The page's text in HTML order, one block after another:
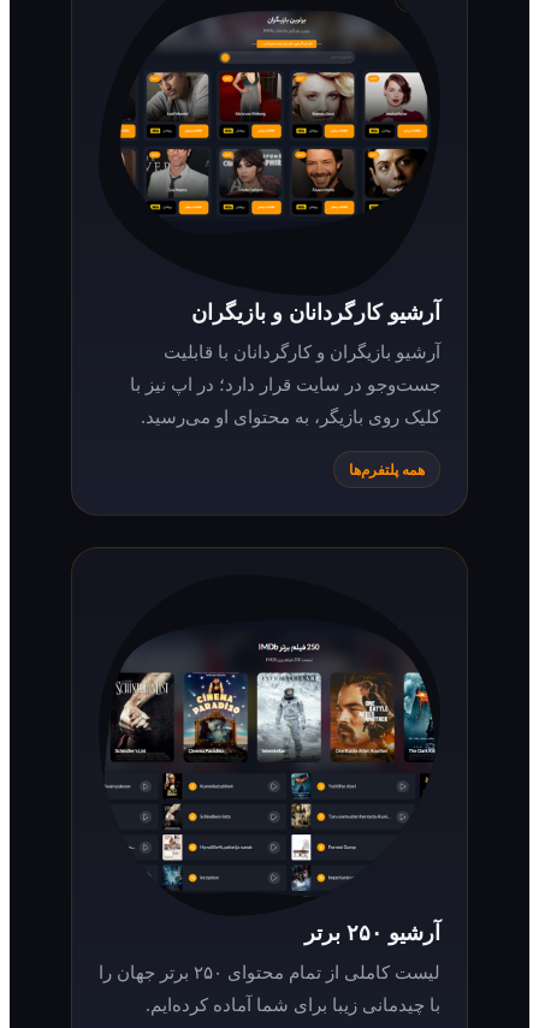
آرشیو کارگردانان و بازیگران
آرشیو بازیگران و کارگردانان با قابلیت
جست‌وجو در سایت قرار دارد؛ در اپ نیز با
کلیک روی بازیگر، به محتوای او می‌رسید.
همه پلتفرم‌ها
لیست کاملی از تمام محتوای ۲۵۰ برتر جهان را
با چیدمانی زیبا برای شما آماده کرده‌ایم.